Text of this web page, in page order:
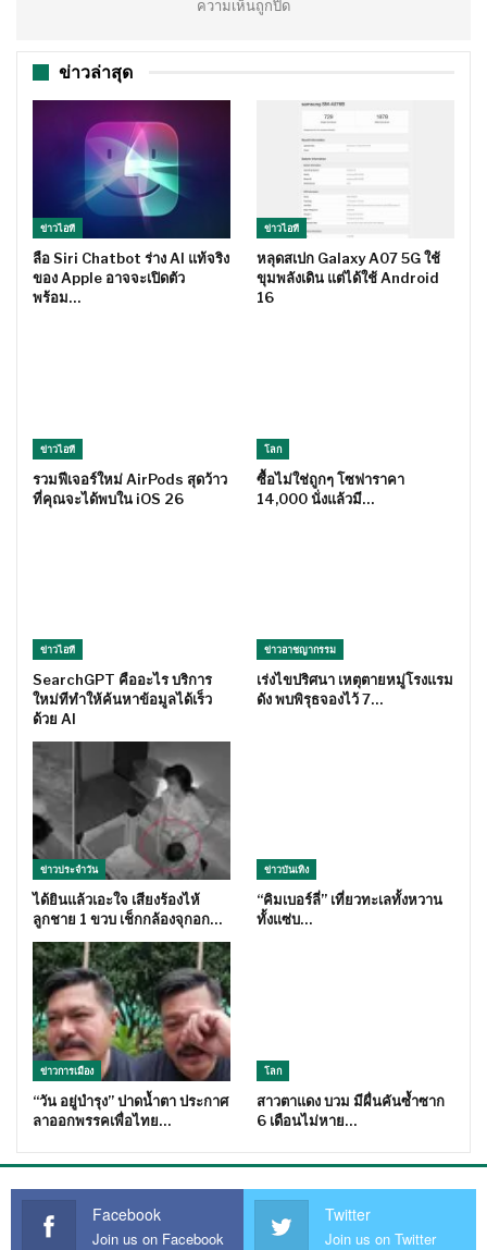
ความเห็นถูกปิด
ข่าวล่าสุด
ข่าวไอที
ลือ Siri Chatbot ร่าง AI แท้จริง
ของ Apple อาจจะเปิดตัว
พร้อม…
ข่าวไอที
หลุดสเปก Galaxy A07 5G ใช้
ขุมพลังเดิน แต่ได้ใช้ Android
16
ข่าวไอที
รวมฟีเจอร์ใหม่ AirPods สุดว้าว
ที่คุณจะได้พบใน iOS 26
โลก
ซื้อไม่ใช่ถูกๆ โซฟาราคา
14,000 นั่งแล้วมี…
ข่าวไอที
SearchGPT คืออะไร บริการ
ใหม่ทีทำให้ค้นหาข้อมูลได้เร็ว
ด้วย AI
ข่าวอาชญากรรม
เร่งไขปริศนา เหตุตายหมู่โรงแรม
ดัง พบพิรุธจองไว้ 7…
ข่าวประจำวัน
ได้ยินแล้วเอะใจ เสียงร้องไห้
ลูกชาย 1 ขวบ เช็กกล้องจุกอก…
ข่าวบันเทิง
“คิมเบอร์ลี่” เที่ยวทะเลทั้งหวาน
ทั้งแซ่บ…
ข่าวการเมือง
“วัน อยู่บำรุง” ปาดน้ำตา ประกาศ
ลาออกพรรคเพื่อไทย…
โลก
สาวตาแดง บวม มีผื่นคันซ้ำซาก
6 เดือนไม่หาย…
Facebook
Join us on Facebook
Twitter
Join us on Twitter